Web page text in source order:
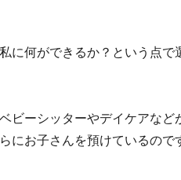
に何ができるか？という点で
ーシッターやデイケアなど
にお子さんを預けているので